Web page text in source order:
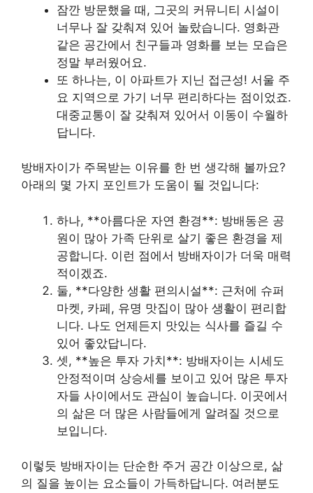
잠깐 방문했을 때, 그곳의 커뮤니티 시설이
너무나 잘 갖춰져 있어 놀랐습니다. 영화관
같은 공간에서 친구들과 영화를 보는 모습은
정말 부러웠어요.
또 하나는, 이 아파트가 지닌 접근성! 서울 주
요 지역으로 가기 너무 편리하다는 점이었죠.
대중교통이 잘 갖춰져 있어서 이동이 수월하
답니다.
방배자이가 주목받는 이유를 한 번 생각해 볼까요?
아래의 몇 가지 포인트가 도움이 될 것입니다:
하나, **아름다운 자연 환경**: 방배동은 공
원이 많아 가족 단위로 살기 좋은 환경을 제
공합니다. 이런 점에서 방배자이가 더욱 매력
적이겠죠.
둘, **다양한 생활 편의시설**: 근처에 슈퍼
마켓, 카페, 유명 맛집이 많아 생활이 편리합
니다. 나도 언제든지 맛있는 식사를 즐길 수
있어 좋았답니다.
셋, **높은 투자 가치**: 방배자이는 시세도
안정적이며 상승세를 보이고 있어 많은 투자
자들 사이에서도 관심이 높습니다. 이곳에서
의 삶은 더 많은 사람들에게 알려질 것으로
보입니다.
이렇듯 방배자이는 단순한 주거 공간 이상으로, 삶
의 질을 높이는 요소들이 가득하답니다. 여러분도